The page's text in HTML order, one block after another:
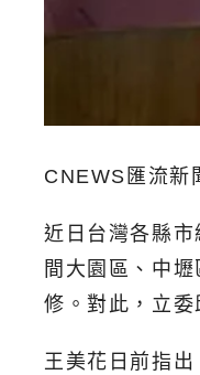
CNEWS匯流新
近日台灣各縣
間大園區、中
修。對此，立
王美花日前指